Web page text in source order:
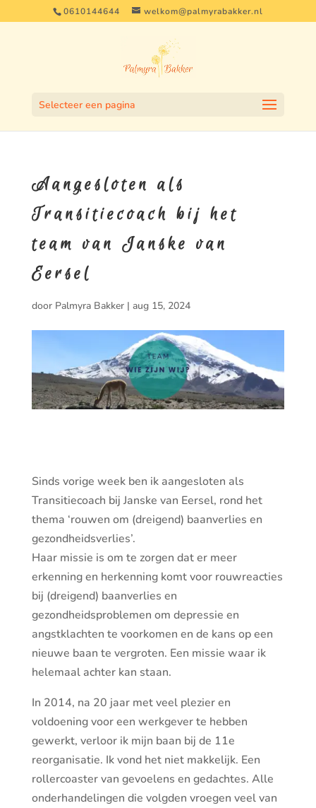
0610144644 welkom@palmyrabakker.nl
Selecteer een pagina
Aangesloten als
Transitiecoach bij het
team van Janske van
Eersel
door Palmyra Bakker| aug 15, 2024
Sinds vorige week ben ik aangesloten als
Transitiecoach bij Janske van Eersel, rond het
thema ‘rouwen om (dreigend) baanverlies en
gezondheidsverlies’.
Haar missie is om te zorgen dat er meer
erkenning en herkenning komt voor rouwreacties
bij (dreigend) baanverlies en
gezondheidsproblemen om depressie en
angstklachten te voorkomen en de kans op een
nieuwe baan te vergroten. Een missie waar ik
helemaal achter kan staan.
In 2014, na 20 jaar met veel plezier en
voldoening voor een werkgever te hebben
gewerkt, verloor ik mijn baan bij de 11e
reorganisatie. Ik vond het niet makkelijk. Een
rollercoaster van gevoelens en gedachtes. Alle
onderhandelingen die volgden vroegen veel van